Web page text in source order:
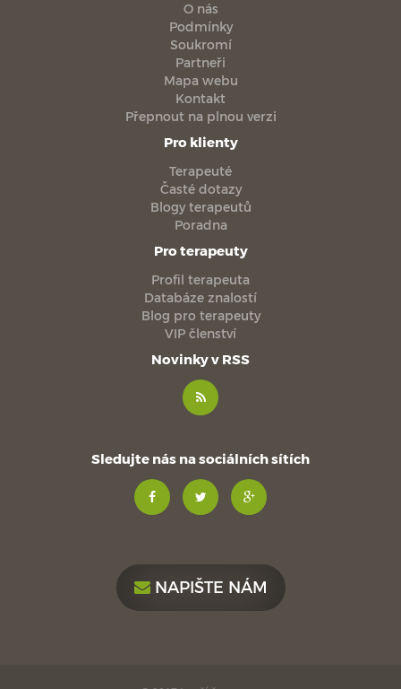
O nás
Podmínky
Soukromí
Partneři
Mapa webu
Kontakt
Přepnout na plnou verzi
Pro klienty
Terapeuté
Časté dotazy
Blogy terapeutů
Poradna
Pro terapeuty
Profil terapeuta
Databáze znalostí
Blog pro terapeuty
VIP členství
Novinky v RSS
Sledujte nás na sociálních sítích
NAPIŠTE NÁM